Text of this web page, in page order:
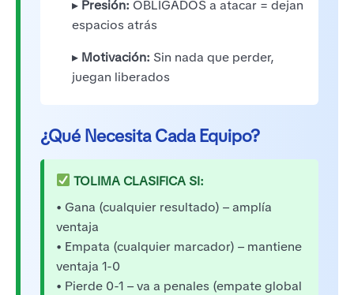
▸ Presión: OBLIGADOS a atacar = dejan
espacios atrás
▸ Motivación: Sin nada que perder,
juegan liberados
¿Qué Necesita Cada Equipo?
TOLIMA CLASIFICA SI:
• Gana (cualquier resultado) – amplía
ventaja
• Empata (cualquier marcador) – mantiene
ventaja 1-0
• Pierde 0-1 – va a penales (empate global